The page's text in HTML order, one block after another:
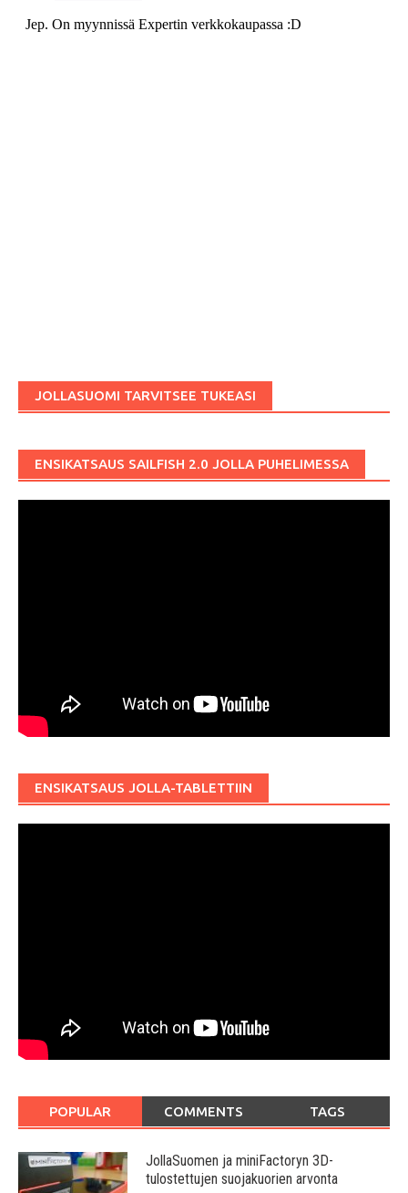
JOLLASUOMI TARVITSEE TUKEASI
ENSIKATSAUS SAILFISH 2.0 JOLLA PUHELIMESSA
ENSIKATSAUS JOLLA-TABLETTIIN
POPULAR COMMENTS TAGS
JollaSuomen ja miniFactoryn 3D-
tulostettujen suojakuorien arvonta